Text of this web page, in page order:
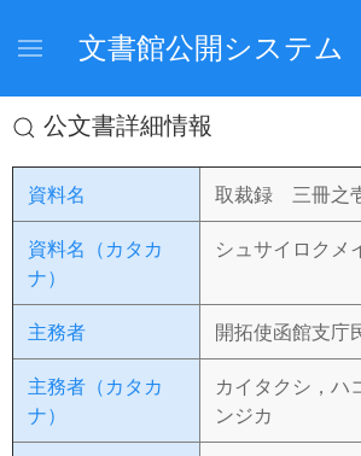
文書館公開システム
公文書詳細情報
資料名 取裁録 三冊之
資料名（カタカ
ナ）
シュサイロクメ
主務者 開拓使函館支庁
主務者（カタカ
ナ）
カイタクシ，ハ
ンジカ